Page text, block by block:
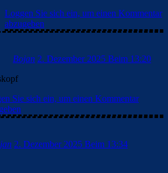
Loggen Sie sich ein, um einen Kommentar
abzugeben
Bojan 2. Dezember 2025 Beim 13:20
Sie sich ein, um einen Kommentar
2. Dezember 2025 Beim 13:34